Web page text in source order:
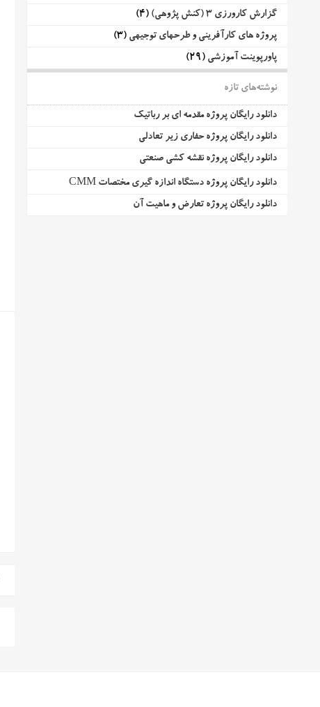
گزارش کارورزی 3 (کنش پژوهی)
(4)
پروژه های کارآفرینی و طرحهای توجیهی (3)
پاورپوینت آموزشی (29)
نوشته‌های تازه
دانلود رایگان پروژه مقدمه ای بر رباتیک
دانلود رایگان پروژه حفاری زیر تعادلی
دانلود رایگان پروژه نقشه کشی صنعتی
دانلود رایگان پروژه دستگاه اندازه گیری مختصات CMM
دانلود رایگان پروژه تعارض و ماهیت آن